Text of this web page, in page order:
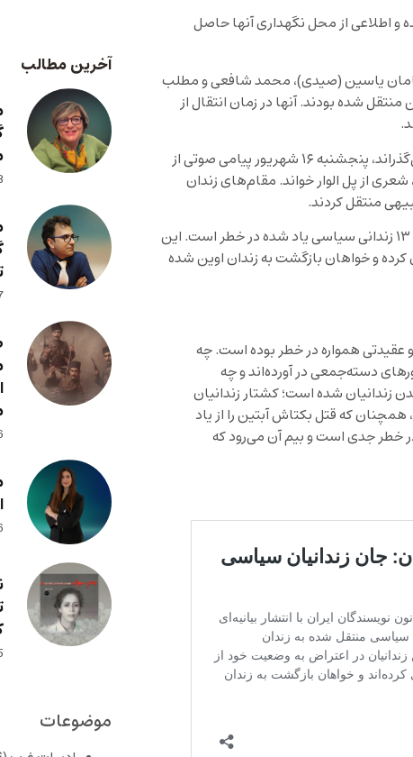
و اطلاعی از محل نگهداری آنها حاصل
یاسین (صیدی)، محمد شافعی و مطلب
منتقل شده بودند. آنها در زمان انتقال از
کیوان مهتدی، نویسنده و مترجم که هم‌اکنون دوره حبس خود را می‌گذراند، پنجشنبه ۱۶ شهریور پیامی صوتی از
از پل الوار خواند. مقام‌های زندان
کانون نویسندگان ایران با انتشار بیانیه‌ای هشدار داده بود که جان ۱۳ زندانی سیاسی یاد شده در خطر است. این
کرده‌ و خواهان بازگشت به زندان اوین شده‌
عقیدتی همواره در خطر بوده است. چه
دسته‌جمعی در آورده‌اند و چه
زندانیان شده است؛ کشتار زندانیان
رفت، همچنان که قتل بکتاش آبتین را از یاد
نخواهیم کرد. اکنون جان این ۱۳ زندانی در خطر جدی است و بیم آن می‌رود که
آخرین مطالب
8
7
6
6
5
موضوعات